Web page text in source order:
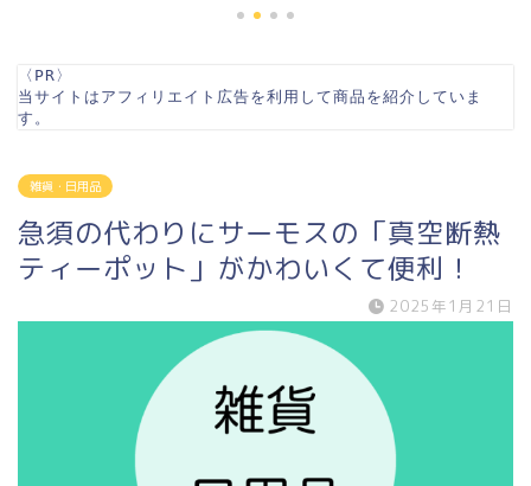
〈PR〉
当サイトはアフィリエイト広告を利用して商品を紹介していま
す。
雑貨・日用品
急須の代わりにサーモスの「真空断熱
ティーポット」がかわいくて便利！
2025年1月21日